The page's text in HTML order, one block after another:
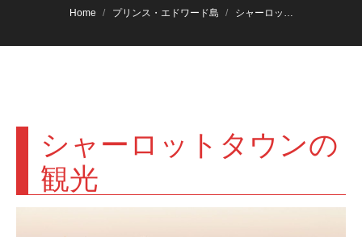
You are here:
Home プリンス・エドワード島 シャーロッ…
シャーロットタウンの
観光